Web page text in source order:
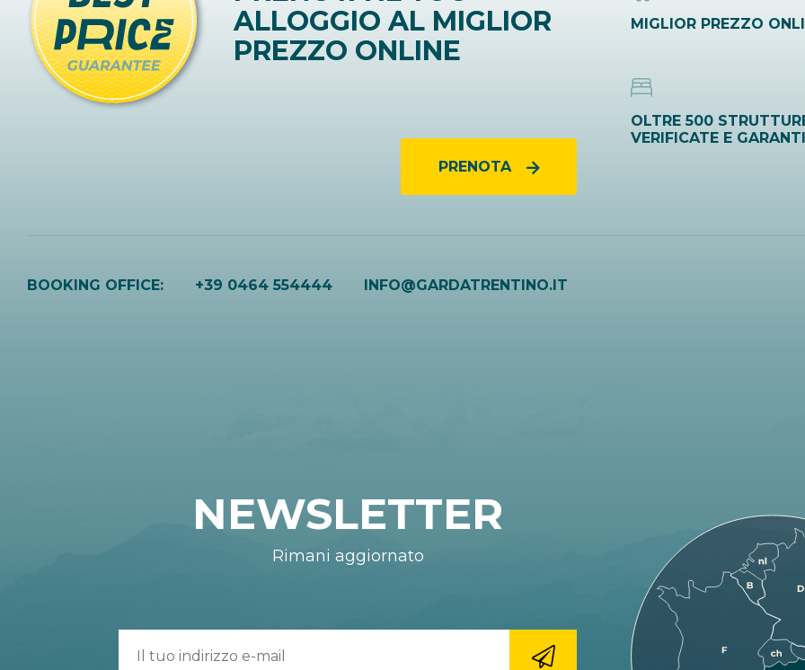
ALLOGGIO AL MIGLIOR
PREZZO ONLINE
PRENOTA
MIGLIOR PREZZO
OLTRE 500
VERIFICATE E
BOOKING OFFICE: +39 0464 554444 INFO@GARDATRENTINO.IT
NEWSLETTER
Rimani aggiornato